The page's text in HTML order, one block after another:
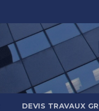
DEVIS TRAVAUX